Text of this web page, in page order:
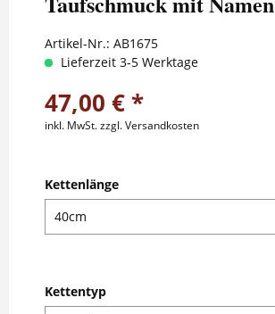
Artikel-Nr.: AB1675
Lieferzeit 3-5 Werktage
47,00 € *
inkl. MwSt.zzgl. Versandkosten
Kettenlänge
Kettentyp